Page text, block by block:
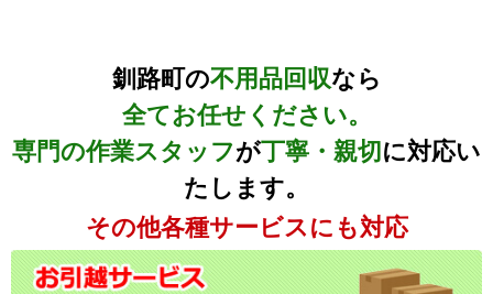
釧路町の不用品回収なら
全てお任せください。
専門の作業スタッフが丁寧・親切 に対応い
たします。
その他各種サービスにも対応